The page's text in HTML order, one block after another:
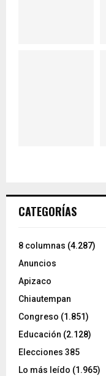
CATEGORÍAS
8 columnas (4.287)
Anuncios
Apizaco
Chiautempan
Congreso (1.851)
Educación (2.128)
Elecciones 385
Lo más leído (1.965)